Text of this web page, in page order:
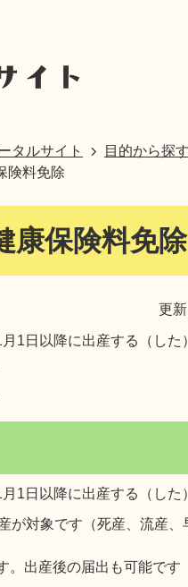
タルサイト 目的から探す
険料免除
康保険料免除
更
1日以降に出産する（した
1日以降に出産する（した
が対象です（死産、流産
。出産後の届出も可能です